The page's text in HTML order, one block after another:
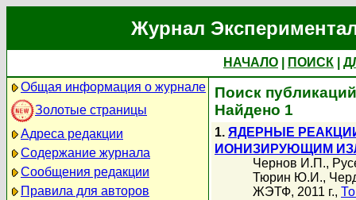
Журнал
НАЧАЛО ПОИСК
Общая информация о журнале
Золотые страницы
Адреса редакции
Содержание журнала
Сообщения редакции
Правила для авторов
Поиск
Найдено 1
1. ЯДЕРНЫЕ
ИОНИЗИРУЮЩИМ
Чернов И.П.,
Тюрин Ю.И.,
ЖЭТФ, 2011 г.,